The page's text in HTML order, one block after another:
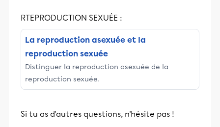
RTEPRODUCTION SEXUÉE :
La reproduction asexuée et la
reproduction sexuée
Distinguer la reproduction asexuée de la
reproduction sexuée.
Si tu as d'autres questions, n'hésite pas !